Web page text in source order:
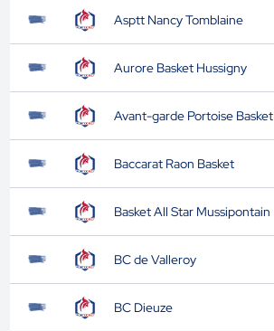
Asptt Nancy Tomblaine
Aurore Basket Hussigny
Avant-garde Portoise Basket
Baccarat Raon Basket
Basket All Star Mussipontain
BC de Valleroy
BC Dieuze